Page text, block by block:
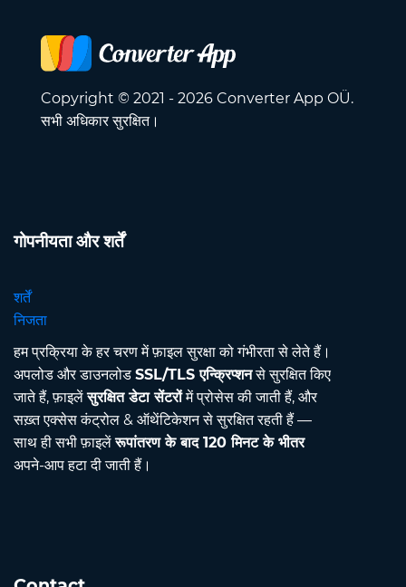
Copyright © 2021 - 2026 Converter App OÜ.
सभी अधिकार सुरक्षित।
गोपनीयता और शर्तें
शर्तें
निजता
हम प्रक्रिया के हर चरण में फ़ाइल सुरक्षा को गंभीरता से लेते हैं।
अपलोड और डाउनलोड SSL/TLS एन्क्रिप्शनसे सुरक्षित किए
जाते हैं, फ़ाइलेंसुरक्षित डेटा सेंटरोंमें प्रोसेस की जाती हैं, और
सख़्त एक्सेस कंट्रोल & ऑथेंटिकेशन से सुरक्षित रहती हैं —
साथ ही सभी फ़ाइलेंरूपांतरण के बाद 120 मिनट के भीतर
अपने-आप हटा दी जाती हैं।